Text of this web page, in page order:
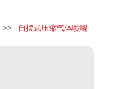
>> 自摆式压缩气体喷嘴